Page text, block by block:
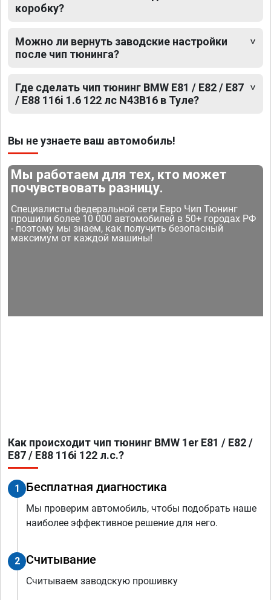
коробку?
Можно ли вернуть заводские настройки
после чип тюнинга?
Где сделать чип тюнинг BMW E81 / E82 / E87
/ E88 116i 1.6 122 лс N43B16 в Туле?
Вы не узнаете ваш автомобиль!
Мы работаем для тех, кто может
почувствовать разницу.
Специалисты федеральной сети Евро Чип Тюнинг
прошили более 10 000 автомобилей в 50+ городах РФ
- поэтому мы знаем, как получить безопасный
максимум от каждой машины!
Как происходит чип тюнинг BMW 1er E81 / E82 /
E87 / E88 116i 122 л.с.?
1 Бесплатная диагностика
Мы проверим автомобиль, чтобы подобрать наше
наиболее эффективное решение для него.
2 Считывание
Считываем заводскую прошивку